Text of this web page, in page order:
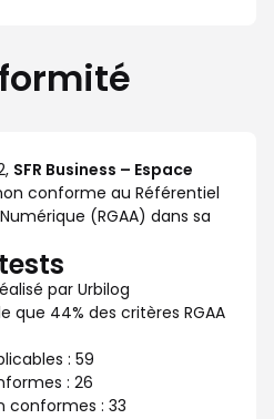
SFR Business – Espace
conforme au Référentiel
(RGAA) dans sa
par Urbilog
que 44% des critères RGAA
: 59
: 26
conformes : 33